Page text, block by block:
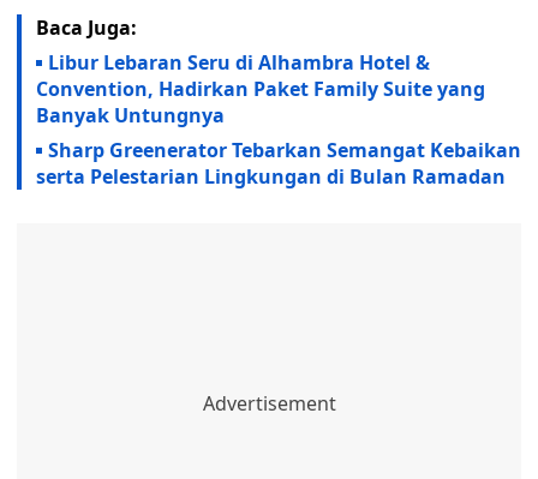
Baca Juga:
Libur Lebaran Seru di Alhambra Hotel &
Convention, Hadirkan Paket Family Suite yang
Banyak Untungnya
Sharp Greenerator Tebarkan Semangat Kebaikan
serta Pelestarian Lingkungan di Bulan Ramadan